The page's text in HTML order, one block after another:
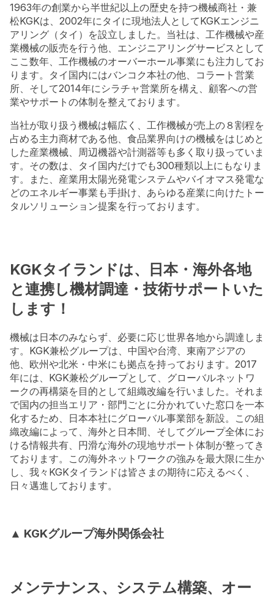
1963年の創業から半世紀以上の歴史を持つ機械商社・兼
松KGKは、2002年にタイに現地法人としてKGKエンジニ
アリング（タイ）を設立しました。当社は、工作機械や産
業機械の販売を行う他、エンジニアリングサービスとして
ここ数年、工作機械のオーバーホール事業にも注力してお
ります。タイ国内にはバンコク本社の他、コラート営業
所、そして2014年にシラチャ営業所を構え、顧客への営
業やサポートの体制を整えております。
当社が取り扱う機械は幅広く、工作機械が売上の８割程を
占める主力商材である他、食品業界向けの機械をはじめと
した産業機械、周辺機器や計測器等も多く取り扱っていま
す。その数は、タイ国内だけでも300種類以上にもなりま
す。また、産業用太陽光発電システムやバイオマス発電な
どのエネルギー事業も手掛け、あらゆる産業に向けたトー
タルソリューション提案を行っております。
KGKタイランドは、日本・海外各地
と連携し機材調達・技術サポートいた
します！
機械は日本のみならず、必要に応じ世界各地から調達しま
す。KGK兼松グループは、中国や台湾、東南アジアの
他、欧州や北米・中米にも拠点を持っております。2017
年には、KGK兼松グループとして、グローバルネットワ
ークの再構築を目的として組織改編を行いました。それま
で国内の担当エリア・部門ごとに分かれていた窓口を一本
化するため、日本本社にグローバル事業部を新設。この組
織改編によって、海外と日本間、そしてグループ全体にお
ける情報共有、円滑な海外の現地サポート体制が整ってき
ております。この海外ネットワークの強みを最大限に生か
し、我々KGKタイランドは皆さまの期待に応えるべく、
日々邁進しております。
▲ KGKグループ海外関係会社
メンテナンス、システム構築、オー